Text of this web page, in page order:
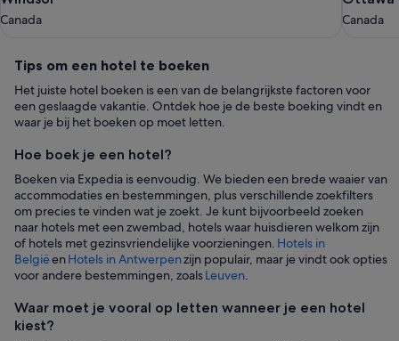
Canada
Canada Canada
Canada
Tips
om
een
hotel
te
boeken
Tips om een hotel te boeken
Het juiste hotel boeken is een van de belangrijkste factoren voor
een geslaagde vakantie. Ontdek hoe je de beste boeking vindt en
waar je bij het boeken op moet letten.
Hoe boek je een hotel?
Boeken via Expedia is eenvoudig. We bieden een brede waaier van
accommodaties en bestemmingen, plus verschillende zoekfilters
om precies te vinden wat je zoekt. Je kunt bijvoorbeeld zoeken
naar hotels met een zwembad, hotels waar huisdieren welkom zijn
of hotels met gezinsvriendelijke voorzieningen. Hotels in
BelgiëenHotels in Antwerpenzijn populair, maar je vindt ook opties
voor andere bestemmingen, zoalsLeuven.
Waar moet je vooral op letten wanneer je een hotel
kiest?